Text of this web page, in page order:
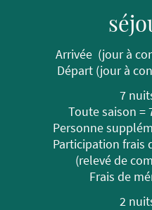
Arrivée (jour à
Départ (jour à
7
Toute saison =
Personne
Participation frais
(relevé de
Frais de
2